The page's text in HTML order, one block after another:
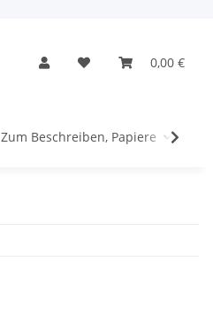
0,00 €
Zum Beschreiben, Papiere